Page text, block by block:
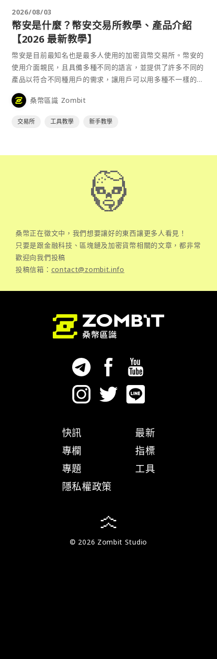
2026/08/03
幣安是什麼？幣安交易所教學、產品介紹
【2026 最新教學】
幣安是目前最知名也是最多人使用的加密貨幣交易所。幣安的
使用介面親民，且具備多種不同的語言，並提供了許多不同的
產品以符合不同種用戶的需求，讓用戶可以用多種不一樣的方
式來參與加密貨幣市場。
桑幣區識 Zombit
交易所 工具教學 新手教學
桑幣正在徵文中，我們想要讓好的東西讓更多人看見！
只要是跟金融科技、區塊鏈及加密貨幣相關的文章，都非常
歡迎向我們投稿
投稿信箱： contact@zombit.info
快訊
專欄
專題
隱私權政策
最新
指標
工具
© 2026 Zombit Studio